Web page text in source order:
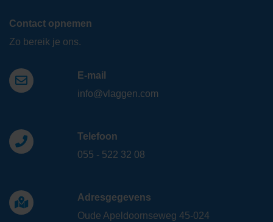
Contact opnemen
Zo bereik je ons.
E-mail
info@vlaggen.com
Telefoon
055 - 522 32 08
Adresgegevens
Oude Apeldoornseweg 45-024